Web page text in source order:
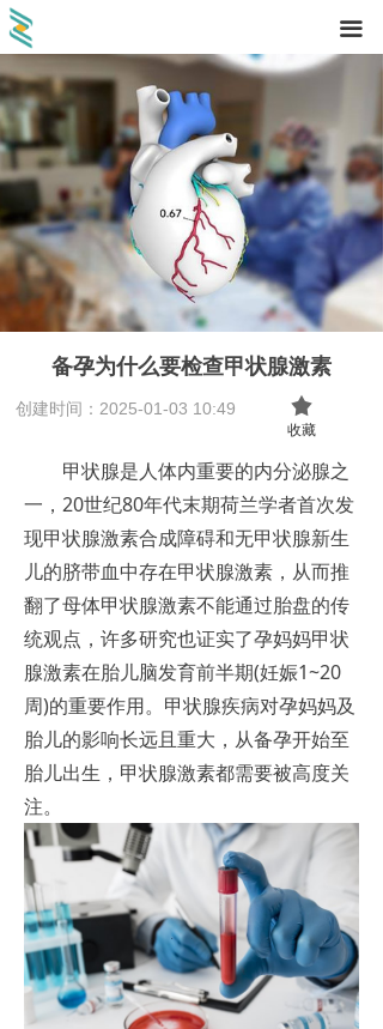
끀
备孕为什么要检查甲状腺激素
甲状腺是人体内重要的内分泌腺之
一，20世纪80年代末期荷兰学者首次发
现甲状腺激素合成障碍和无甲状腺新生
儿的脐带血中存在甲状腺激素，从而推
翻了母体甲状腺激素不能通过胎盘的传
统观点，许多研究也证实了孕妈妈甲状
腺激素在胎儿脑发育前半期(妊娠1~20
周)的重要作用。甲状腺疾病对孕妈妈及
胎儿的影响长远且重大，从备孕开始至
胎儿出生，甲状腺激素都需要被高度关
注。
创建时间： 2025-01-03 10:49 끄
收藏